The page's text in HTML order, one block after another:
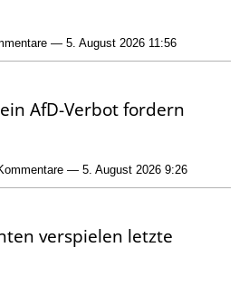
— 5. August 2026 11:56
AfD-Verbot fordern
— 5. August 2026 9:26
verspielen letzte